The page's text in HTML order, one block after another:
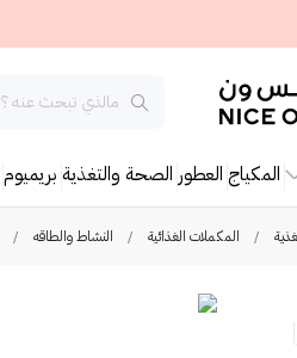
المكياج العطور الصحة والتغذية بريميوم
/ المكملات الغذائية / النشاط والطاقه /